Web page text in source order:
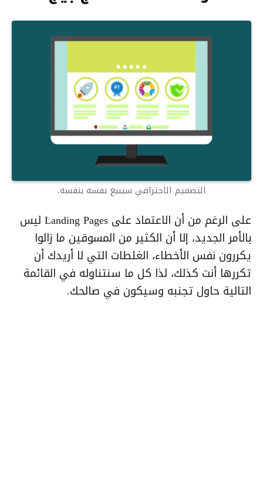
التصميم الاحترافي سيبيع نفسه بنفسه.
على الرغم من أن الاعتماد على Landing Pages ليس
بالأمر الجديد، إلا أن الكثير من المسوقين ما زالوا
يكررون نفس الأخطاء، الغلطات التي لا أريدك أن
تكررها أنت كذلك، لذا كل ما سنتناوله في القائمة
التالية حاول تجنبه وسيكون في صالحك.